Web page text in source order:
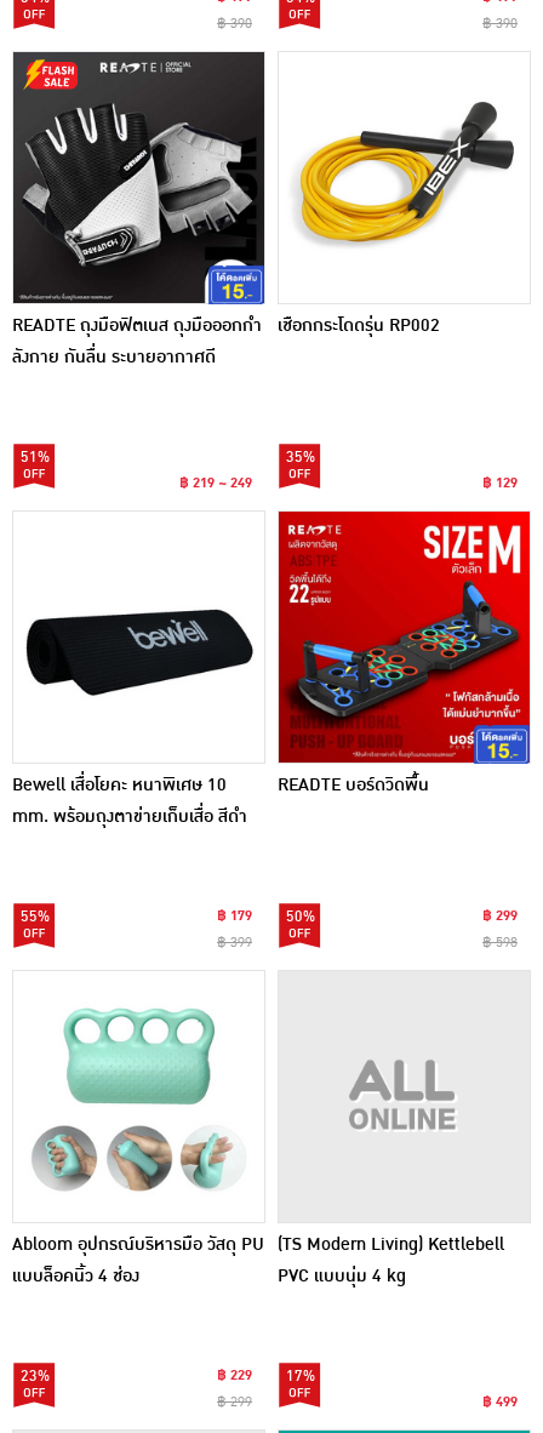
฿ 390
฿ 390
READTE ถุงมือฟิตเนส ถุงมือออกกํา
ลังกาย กันลื่น ระบายอากาศดี
51%
฿ 219 ~ 249
เชือกกระโดดรุ่น RP002
35%
฿ 129
Bewell เสื่อโยคะ หนาพิเศษ 10
mm. พร้อมถุงตาข่ายเก็บเสื่อ สีดำ
55%
฿ 179
฿ 399
READTE บอร์ดวิดพื้น
50%
฿ 299
฿ 598
Abloom อุปกรณ์บริหารมือ วัสดุ PU
แบบล็อคนิ้ว 4 ช่อง
23%
฿ 229
฿ 299
(TS Modern Living) Kettlebell
PVC แบบนุ่ม 4 kg
17%
฿ 499